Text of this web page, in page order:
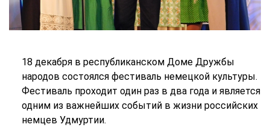
18 декабря в республиканском Доме Дружбы
народов состоялся фестиваль немецкой культуры.
Фестиваль проходит один раз в два года и является
одним из важнейших событий в жизни российских
немцев Удмуртии.